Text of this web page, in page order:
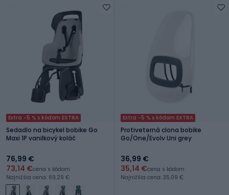
Extra -5 % s kódom EXTRA
Sedadlo na bicykel bobike Go
Maxi 1P vanilkový koláč
76,99 €
73,14 €cena s kódom
Najnižšia cena: 69,29 €
Extra -5 % s kódom EXTRA
Protiveterná clona bobike
Go/One/Evolv Uni grey
36,99 €
35,14 €cena s kódom
Najnižšia cena: 35,09 €